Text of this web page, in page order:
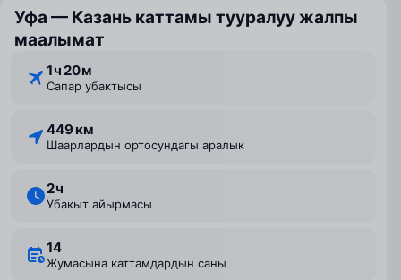
Уфа — Казань каттамы тууралуу жалпы
маалымат
1 ⁠ч 20 ⁠м
Сапар убактысы
449 км
Шаарлардын ортосундагы аралык
2 ⁠ч
Убакыт айырмасы
14
Жумасына каттамдардын саны